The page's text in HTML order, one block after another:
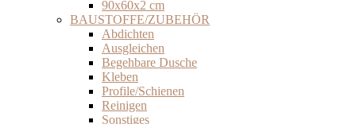
90x60x2 cm
BAUSTOFFE/ZUBEHÖR
Abdichten
Ausgleichen
Begehbare Dusche
Kleben
Profile/Schienen
Reinigen
Sonstiges